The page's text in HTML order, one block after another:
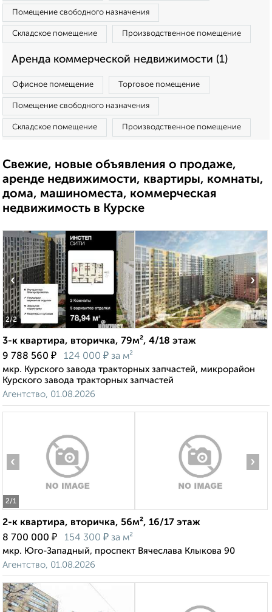
Помещение свободного назначения
Складское помещение Производственное помещение
Аренда коммерческой недвижимости (1)
Офисное помещение Торговое помещение
Помещение свободного назначения
Складское помещение Производственное помещение
Свежие, новые объявления о продаже,
аренде недвижимости, квартиры, комнаты,
дома, машиноместа, коммерческая
недвижимость в Курске
2/2
‹ ›
3-к квартира, вторичка, 79м², 4/18 этаж
9 788 560 ₽ 124 000 ₽ за м²
мкр. Курского завода тракторных запчастей, микрорайон
Курского завода тракторных запчастей
Агентство, 01.08.2026
2/1
‹ ›
2-к квартира, вторичка, 56м², 16/17 этаж
8 700 000 ₽ 154 300 ₽ за м²
мкр. Юго-Западный, проспект Вячеслава Клыкова 90
Агентство, 01.08.2026